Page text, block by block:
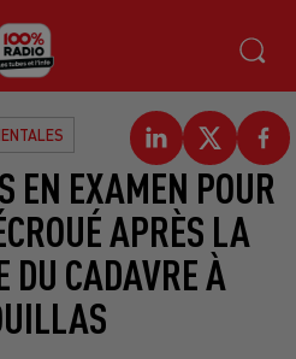
EN EXAMEN POUR
APRÈS LA
DU CADAVRE À